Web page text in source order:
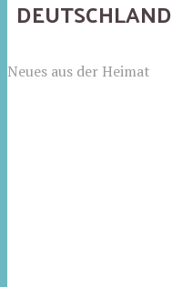
DEUTSCHLAND
Neues aus der Heimat